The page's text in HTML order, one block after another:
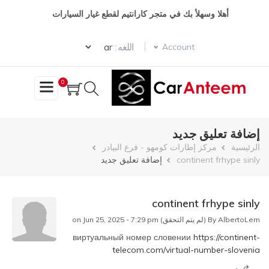
أهلا وسهلأ بك في متجر كارانتيم لقطع غيار السيارات
Account اللغه :
Select your language
0
إضافة تعليق جديد
مسار
الرئيسية
مركز إطارات كومهو - فرع البيادر
continent frhype sinly
إضافة تعليق جديد
continent frhype sinly
By AlbertoLem (لم يتم التحقق)
виртуальный номер словении https://continent-
telecom.com/virtual-number-slovenia